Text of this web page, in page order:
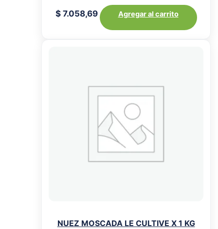
$7.058,69 Agregar al carrito
NUEZ MOSCADA LE CULTIVE X 1 KG